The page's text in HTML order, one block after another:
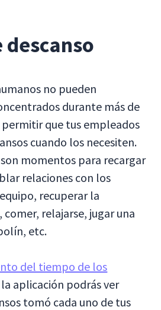
descanso
no pueden
durante más de
permitir que tus empleados
cuando los necesiten.
son momentos para recargar
relaciones con los
recuperar la
relajarse, jugar una
etc.
del tiempo de los
aplicación podrás ver
tomó cada uno de tus